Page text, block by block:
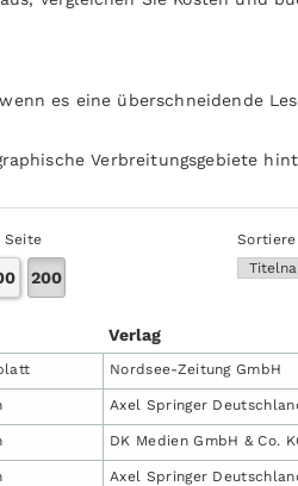
es eine überschneidende
Verbreitungsgebiete
Seite
200
Verlag
Nordsee-Zeitung GmbH
Axel Springer
DK Medien GmbH & Co.
Axel Springer